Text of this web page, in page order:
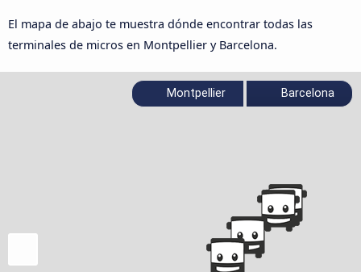
El mapa de abajo te muestra dónde encontrar todas las
terminales de micros en Montpellier y Barcelona.
Montpellier Barcelona